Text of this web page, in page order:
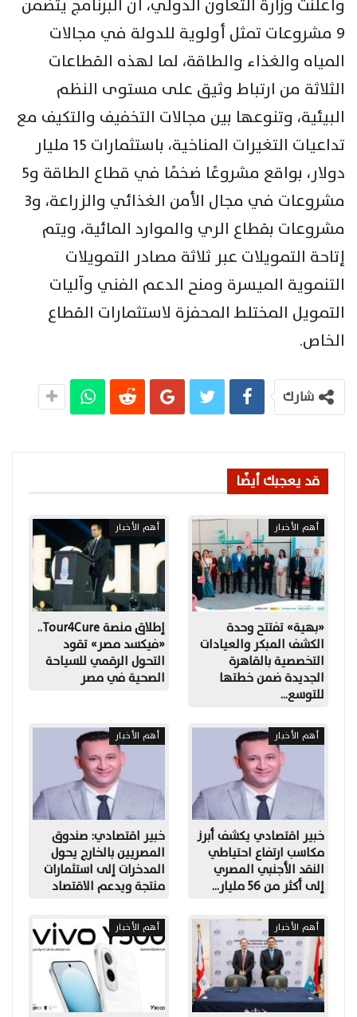
9 مشروعات تمثل أولوية للدولة في مجالات
المياه والغذاء والطاقة، لما لهذه القطاعات
الثلاثة من ارتباط وثيق على مستوى النظم
البيئية، وتنوعها بين مجالات التخفيف والتكيف مع
تداعيات التغيرات المناخية، باستثمارات 15 مليار
دولار، بواقع مشروعًا ضخمًا في قطاع الطاقة و5
مشروعات في مجال الأمن الغذائي والزراعة، و3
مشروعات بقطاع الري والموارد المائية، ويتم
إتاحة التمويلات عبر ثلاثة مصادر التمويلات
التنموية الميسرة ومنح الدعم الفني وآليات
التمويل المختلط المحفزة لاستثمارات القطاع
الخاص.
شارك
قد يعجبك أيضًا
أهم الأخبار
«بهية» تفتتح وحدة
الكشف المبكر والعيادات
التخصصية بالقاهرة
الجديدة ضمن خطتها
للتوسع…
أهم الأخبار
إطلاق منصة Tour4Cure..
«فيكسد مصر» تقود
التحول الرقمي للسياحة
الصحية في مصر
أهم الأخبار
خبير اقتصادي يكشف أبرز
مكاسب ارتفاع احتياطي
النقد الأجنبي المصري
إلى أكثر من 56 مليار…
أهم الأخبار
خبير اقتصادي: صندوق
المصريين بالخارج يحول
المدخرات إلى استثمارات
منتجة ويدعم الاقتصاد
أهم الأخبار أهم الأخبار